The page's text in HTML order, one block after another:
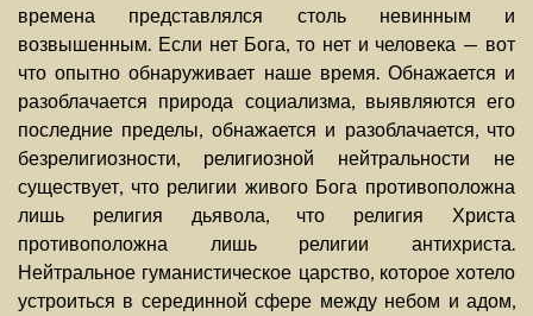
времена представлялся столь невинным и
возвышенным. Если нет Бога, то нет и человека — вот
что опытно обнаруживает наше время. Обнажается и
разоблачается природа социализма, выявляются его
последние пределы, обнажается и разоблачается, что
безрелигиозности, религиозной нейтральности не
существует, что религии живого Бога противоположна
лишь религия дьявола, что религия Христа
противоположна лишь религии антихриста.
Нейтральное гуманистическое царство, которое хотело
устроиться в серединной сфере между небом и адом,